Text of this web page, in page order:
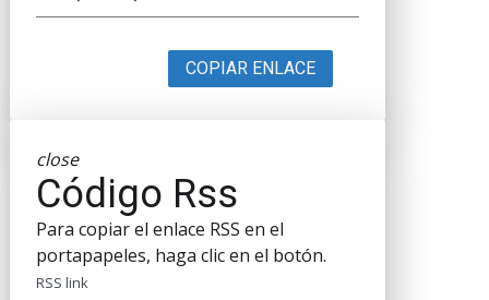
COPIAR ENLACE
close
Código Rss
Para copiar el enlace RSS en el
portapapeles, haga clic en el botón.
RSS link